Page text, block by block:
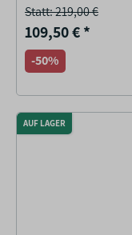
Statt: 219,00 €
109,50 €*
-50%
AUF LAGER